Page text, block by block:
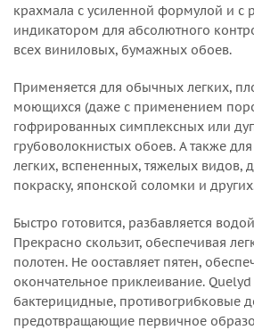
крахмала с усиленной формулой и с
индикатором для абсолютного
всех виниловых, бумажных обоев.
Применяется для обычных легких,
моющихся (даже с применением
гофрированных симплексных или
грубоволокнистых обоев. А также
легких, вспененных, тяжелых видов,
покраску, японской соломки и
Быстро готовится, разбавляется
Прекрасно скользит, обеспечивая
полотен. Не ооставляет пятен,
окончательное приклеивание.
бактерицидные, противогрибковые
предотвращающие первичное